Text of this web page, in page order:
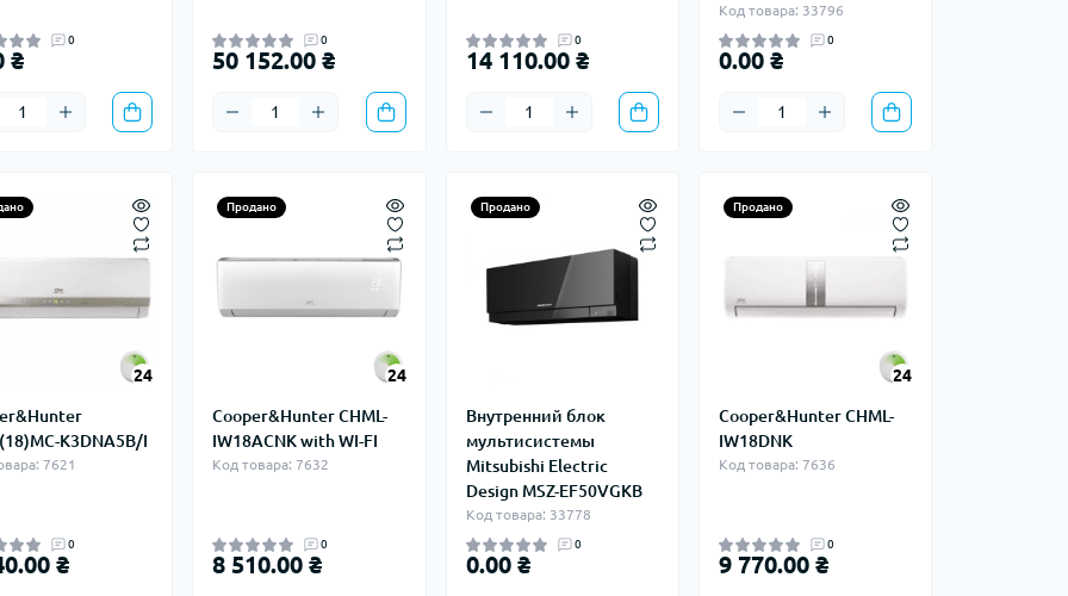
0
₴
0
50 152.00 ₴
0
14 110.00 ₴
Код товара: 33796
0
0.00 ₴
24
K3DNA5B/I
7621
0
₴
Продано
24
Cooper&Hunter CHML-
IW18ACNK with WI-FI
Код товара: 7632
0
8 510.00 ₴
Продано
Внутренний блок
мультисистемы
Mitsubishi Electric
Design MSZ-EF50VGKB
Код товара: 33778
0
0.00 ₴
Продано
24
Cooper&Hunter CHML-
IW18DNK
Код товара: 7636
0
9 770.00 ₴